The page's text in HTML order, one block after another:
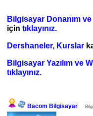
Bilgisayar Donanım
için tıklayınız.
Dershaneler, Kurslar
Bilgisayar Yazılım ve
tıklayınız.
Bacom Bilgisayar